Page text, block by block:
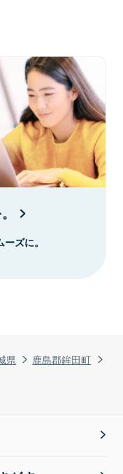
県
鹿島郡鉾田町
ズに。